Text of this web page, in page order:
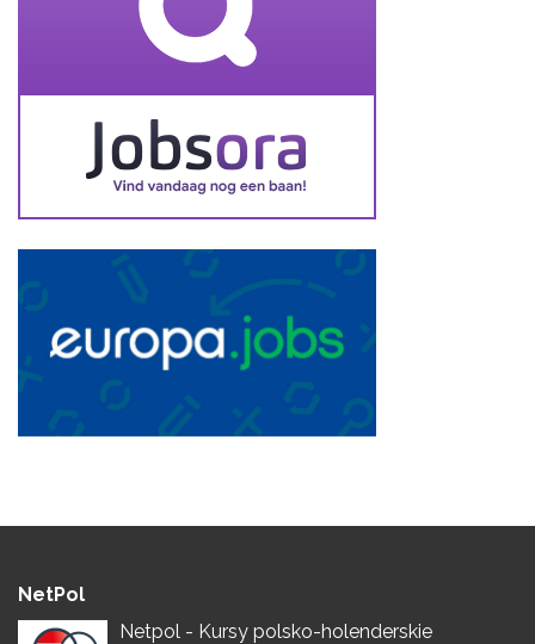
NetPol
Netpol - Kursy polsko-holenderskie